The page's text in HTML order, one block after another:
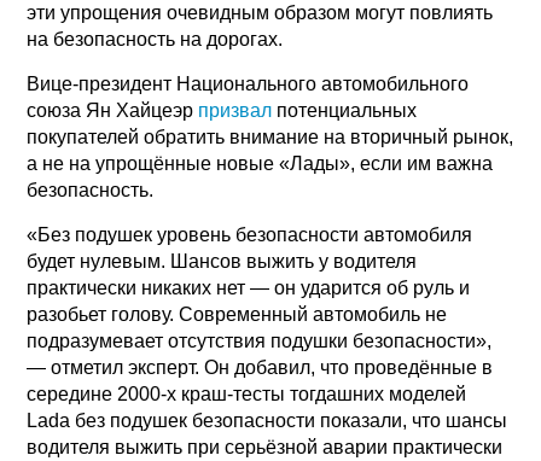
эти упрощения очевидным образом могут повлиять
на безопасность на дорогах.
Вице-президент Национального автомобильного
союза Ян Хайцеэр призвал потенциальных
покупателей обратить внимание на вторичный рынок,
а не на упрощённые новые «Лады», если им важна
безопасность.
«Без подушек уровень безопасности автомобиля
будет нулевым. Шансов выжить у водителя
практически никаких нет — он ударится об руль и
разобьет голову. Современный автомобиль не
подразумевает отсутствия подушки безопасности»,
— отметил эксперт. Он добавил, что проведённые в
середине 2000-х краш-тесты тогдашних моделей
Lada без подушек безопасности показали, что шансы
водителя выжить при серьёзной аварии практически